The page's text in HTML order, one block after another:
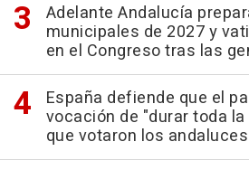
Adelante Andalucía
municipales de 2027 y
en el Congreso tras las
España defiende que el
vocación de "durar toda
que votaron los